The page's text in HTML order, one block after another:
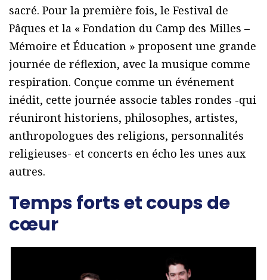
sacré. Pour la première fois, le Festival de
Pâques et la « Fondation du Camp des Milles –
Mémoire et Éducation » proposent une grande
journée de réflexion, avec la musique comme
respiration. Conçue comme un événement
inédit, cette journée associe tables rondes -qui
réuniront historiens, philosophes, artistes,
anthropologues des religions, personnalités
religieuses- et concerts en écho les unes aux
autres.
Temps forts et coups de
cœur